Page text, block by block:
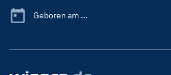
Geboren am ...